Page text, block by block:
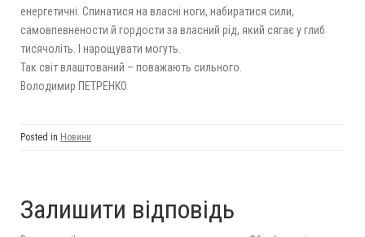
енергетичні. Спинатися на власні ноги, набиратися сили,
самовпевнености й гордости за власний рід, який сягає у глиб
тисячоліть. І нарощувати могуть.
Так світ влаштований – поважають сильного.
Володимир ПЕТРЕНКО
Posted in Новини
Залишити відповідь